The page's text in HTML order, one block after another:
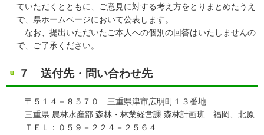
ていただくとともに、ご意見に対する考え方をとりまとめたうえ
で、県ホームページにおいて公表します。
なお、提出いただいたご本人への個別の回答はいたしませんの
で、ご了承ください。
７ 送付先・問い合わせ先
〒５１４－８５７０ 三重県津市広明町１３番地
三重県 農林水産部 森林・林業経営課 森林計画班 福岡、北原
ＴＥＬ：０５９－２２４－２５６４